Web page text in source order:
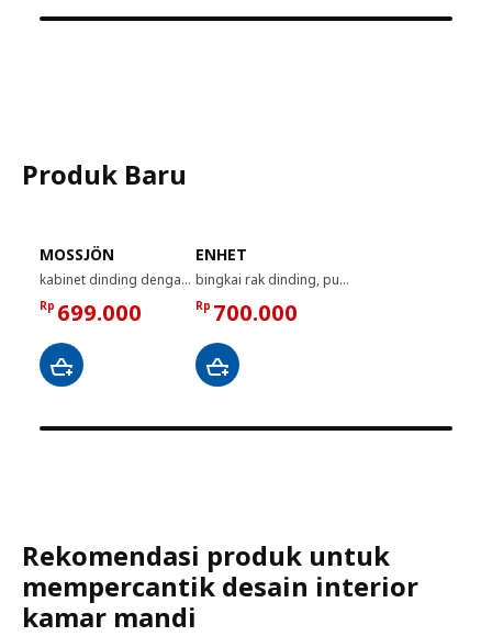
Produk Baru
MOSSJÖN
kabinet dinding dengan pintu kaca, antrasit, 36x18x44 cm
Rp 699.000
ENHET
bingkai rak dinding, putih, 60x45x40 cm
Rp 700.000
Rekomendasi produk untuk
mempercantik desain interior
kamar mandi